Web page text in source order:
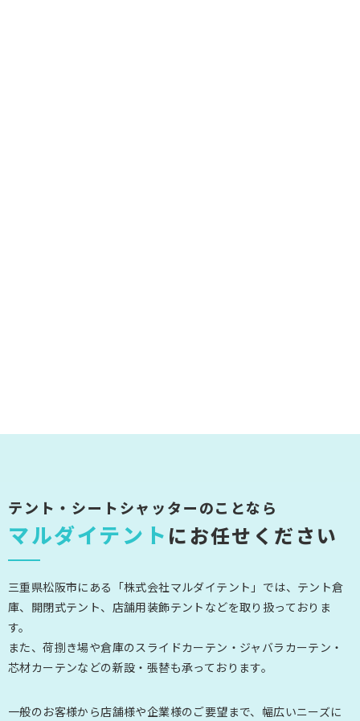
テント・シートシャッターのことなら
マルダイテント にお任せください
三重県松阪市にある「株式会社マルダイテント」では、テント倉
庫、開閉式テント、店舗用装飾テントなどを取り扱っておりま
す。
また、荷捌き場や倉庫のスライドカーテン・ジャバラカーテン・
芯材カーテンなどの新設・張替も承っております。
一般のお客様から店舗様や企業様のご要望まで、幅広いニーズに